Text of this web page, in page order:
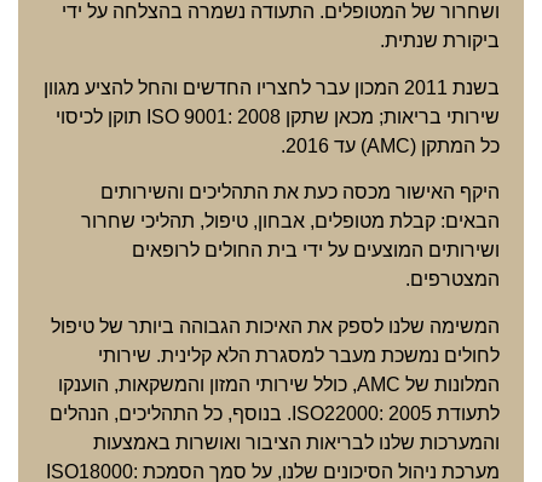
ושחרור של המטופלים. התעודה נשמרה בהצלחה על ידי
ביקורת שנתית.
בשנת 2011 המכון עבר לחצריו החדשים והחל להציע מגוון
שירותי בריאות; מכאן שתקן ISO 9001: 2008 תוקן לכיסוי
כל המתקן (AMC) עד 2016.
היקף האישור מכסה כעת את התהליכים והשירותים
הבאים: קבלת מטופלים, אבחון, טיפול, תהליכי שחרור
ושירותים המוצעים על ידי בית החולים לרופאים
המצטרפים.
המשימה שלנו לספק את האיכות הגבוהה ביותר של טיפול
לחולים נמשכת מעבר למסגרת הלא קלינית. שירותי
המלונות של AMC, כולל שירותי המזון והמשקאות, הוענקו
לתעודת ISO22000: 2005. בנוסף, כל התהליכים, הנהלים
והמערכות שלנו לבריאות הציבור ואושרות באמצעות
מערכת ניהול הסיכונים שלנו, על סמך הסמכת ISO18000: